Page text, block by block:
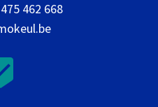
462 668